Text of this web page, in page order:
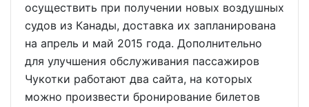
осуществить при получении новых воздушных
судов из Канады, доставка их запланирована
на апрель и май 2015 года. Дополнительно
для улучшения обслуживания пассажиров
Чукотки работают два сайта, на которых
можно произвести бронирование билетов